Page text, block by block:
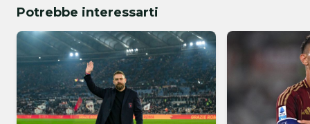
Potrebbe interessarti